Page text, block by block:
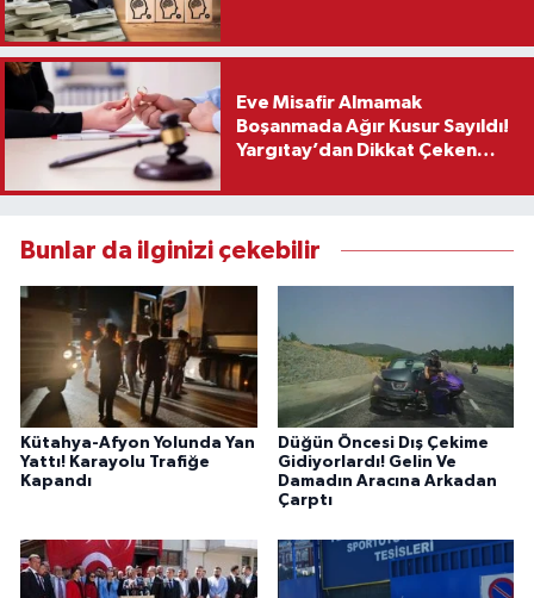
Eve Misafir Almamak
Boşanmada Ağır Kusur Sayıldı!
Yargıtay’dan Dikkat Çeken
Bunlar da ilginizi çekebilir
Kütahya-Afyon Yolunda Yan
Yattı! Karayolu Trafiğe
Kapandı
Düğün Öncesi Dış Çekime
Gidiyorlardı! Gelin Ve
Damadın Aracına Arkadan
Çarptı